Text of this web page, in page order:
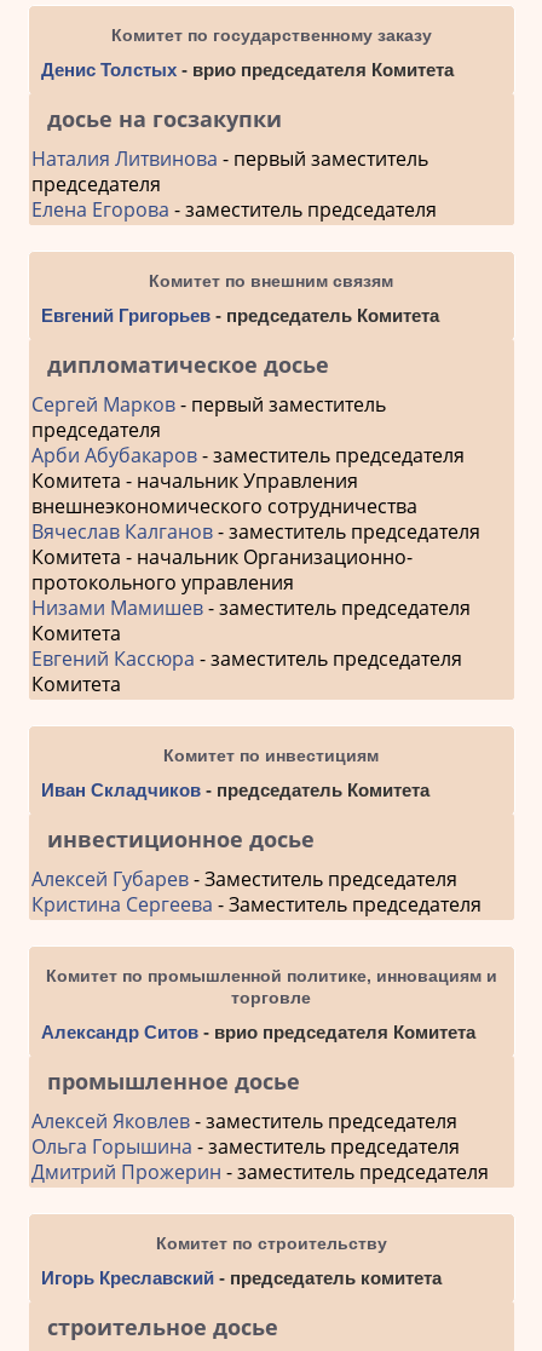
Комитет по государственному заказу
Денис Толстых- врио председателя Комитета
досье на госзакупки
Наталия Литвинова - первый заместитель
председателя
Елена Егорова - заместитель председателя
Комитет по внешним связям
Евгений Григорьев- председатель Комитета
дипломатическое досье
Сергей Марков- первый заместитель
председателя
Арби Абубакаров- заместитель председателя
Комитета - начальник Управления
внешнеэкономического сотрудничества
Вячеслав Калганов- заместитель председателя
Комитета - начальник Организационно-
протокольного управления
Низами Мамишев- заместитель председателя
Комитета
Евгений Кассюра - заместитель председателя
Комитета
Комитет по инвестициям
Иван Складчиков- председатель Комитета
инвестиционное досье
Алексей Губарев- Заместитель председателя
Кристина Сергеева - Заместитель председателя
Комитет по промышленной политике, инновациям и
торговле
Александр Ситов- врио председателя Комитета
промышленное досье
Алексей Яковлев- заместитель председателя
Ольга Горышина - заместитель председателя
Дмитрий Прожерин - заместитель председателя
Комитет по строительству
Игорь Креславский - председатель комитета
строительное досье